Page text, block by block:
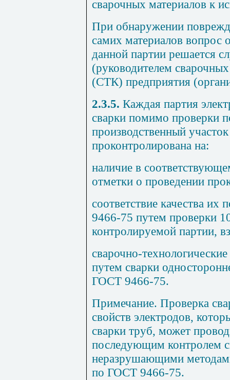
сварочных материалов к
При обнаружении
самих материалов вопрос
данной партии решается
(руководителем
(СТК) предприятия
2.3.5. Каждая партия
сварки помимо проверки
производственный
проконтролирована на:
наличие в
отметки о проведении
соответствие качества
9466-75 путем проверки
контролируемой партии,
сварочно-
путем сварки
ГОСТ 9466-75.
Примечание. Проверка
свойств электродов,
сварки труб, может
последующим контролем
неразрушающими
по ГОСТ 9466-75.